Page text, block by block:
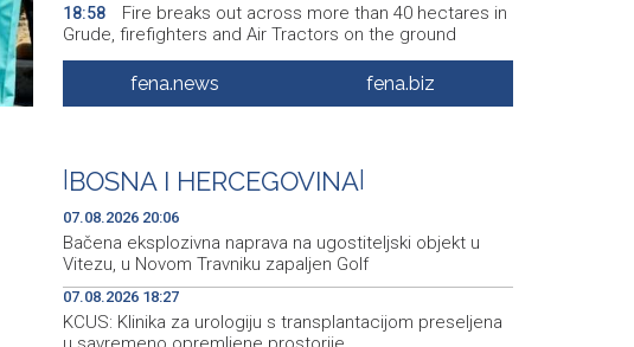
18:58
Fire breaks out across more than 40 hectares in
Grude, firefighters and Air Tractors on the ground
Zelenski doputovao u Beograd, sutra sastanak s
Vučićem
Konjic, third expected on Saturday
fena.news fena.biz
BOSNA I HERCEGOVINA
07.08.2026 20:06
Bačena eksplozivna naprava na ugostiteljski objekt u
Vitezu, u Novom Travniku zapaljen Golf
07.08.2026 18:27
KCUS: Klinika za urologiju s transplantacijom preseljena